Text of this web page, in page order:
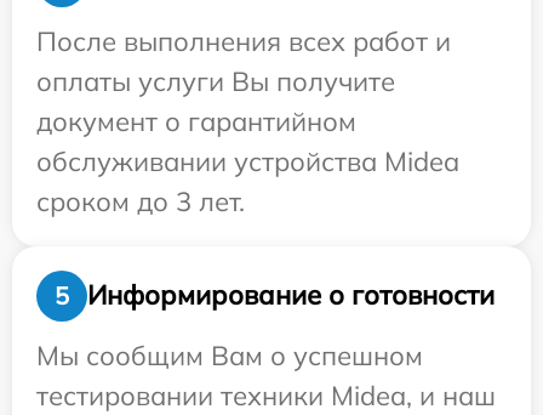
После выполнения всех работ и
оплаты услуги Вы получите
документ о гарантийном
обслуживании устройства Midea
сроком до 3 лет.
5
Информирование о готовности
Мы сообщим Вам о успешном
тестировании техники Midea, и наш